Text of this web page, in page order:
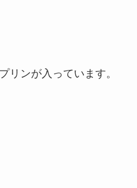
リンが入っています。